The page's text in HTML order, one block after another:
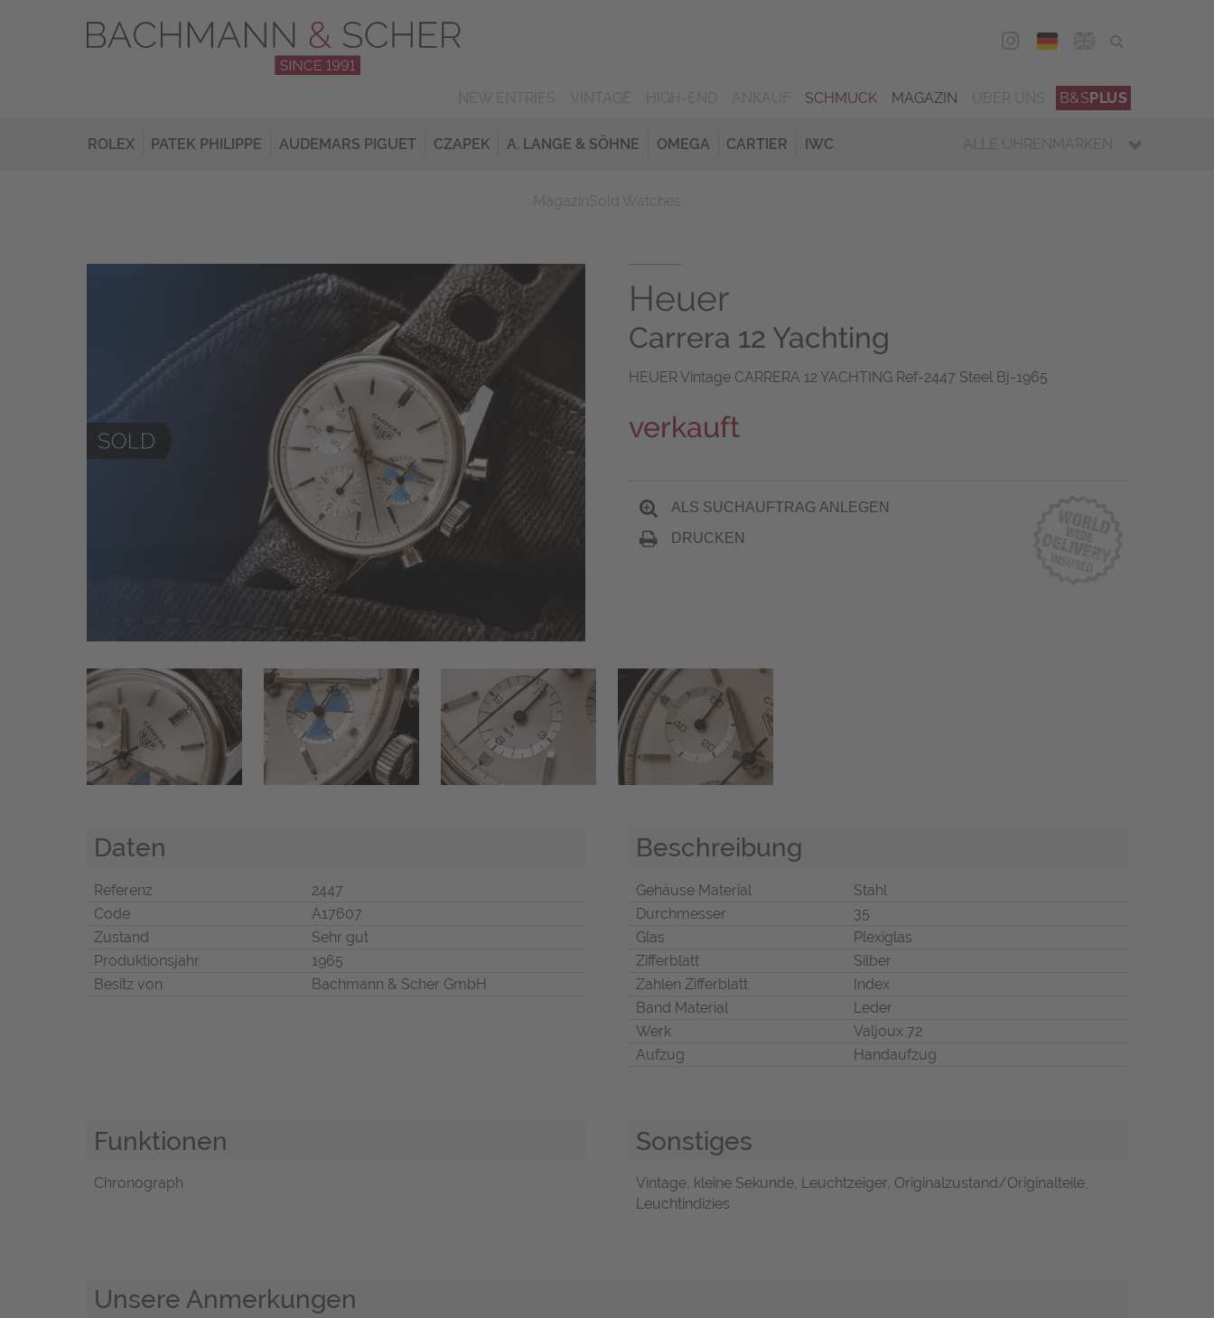
DEU
SCHMUCK MAGAZIN B&SPLUS
ROLEX PATEK PHILIPPE AUDEMARS PIGUET CZAPEK A. LANGE & SÖHNE OMEGA CARTIER IWC ALLE UHRENMARKEN
Heuer
Carrera 12 Yachting
HEUER Vintage CARRERA 12 YACHTING Ref-2447 Steel Bj-1965
verkauft
ALS SUCHAUFTRAG ANLEGEN
DRUCKEN
Daten
Referenz
2447
Code
A17607
Zustand
Sehr gut
Produktionsjahr
1965
Besitz von
Bachmann & Scher GmbH
Beschreibung
Gehäuse Material
Stahl
Durchmesser
35
Glas
Plexiglas
Zifferblatt
Silber
Zahlen Zifferblatt
Index
Band Material
Leder
Werk
Valjoux 72
Aufzug
Handaufzug
Funktionen
Chronograph
Sonstiges
Vintage, kleine Sekunde, Leuchtzeiger, Originalzustand/Originalteile,
Leuchtindizies
Unsere Anmerkungen